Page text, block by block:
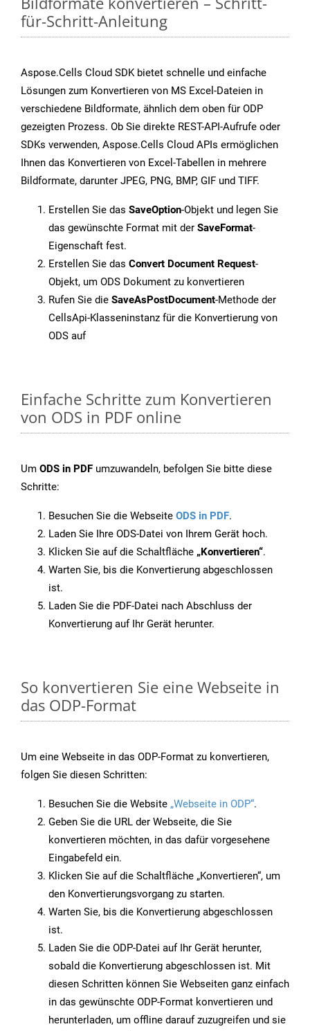
für-Schritt-Anleitung
Aspose.Cells Cloud SDK bietet schnelle und einfache
Lösungen zum Konvertieren von MS Excel-Dateien in
verschiedene Bildformate, ähnlich dem oben für ODP
gezeigten Prozess. Ob Sie direkte REST-API-Aufrufe oder
SDKs verwenden, Aspose.Cells Cloud APIs ermöglichen
Ihnen das Konvertieren von Excel-Tabellen in mehrere
Bildformate, darunter JPEG, PNG, BMP, GIF und TIFF.
Erstellen Sie das SaveOption-Objekt und legen Sie
das gewünschte Format mit der SaveFormat-
Eigenschaft fest.
Erstellen Sie das Convert Document Request-
Objekt, um ODS Dokument zu konvertieren
Rufen Sie die SaveAsPostDocument-Methode der
CellsApi-Klasseninstanz für die Konvertierung von
ODS auf
Einfache Schritte zum Konvertieren
von ODS in PDF online
Um ODS in PDF umzuwandeln, befolgen Sie bitte diese
Schritte:
Besuchen Sie die Webseite ODS in PDF.
Laden Sie Ihre ODS-Datei von Ihrem Gerät hoch.
Klicken Sie auf die Schaltfläche „Konvertieren“.
Warten Sie, bis die Konvertierung abgeschlossen
ist.
Laden Sie die PDF-Datei nach Abschluss der
Konvertierung auf Ihr Gerät herunter.
So konvertieren Sie eine Webseite in
das ODP-Format
Um eine Webseite in das ODP-Format zu konvertieren,
folgen Sie diesen Schritten:
Besuchen Sie die Website „Webseite in ODP“.
Geben Sie die URL der Webseite, die Sie
konvertieren möchten, in das dafür vorgesehene
Eingabefeld ein.
Klicken Sie auf die Schaltfläche „Konvertieren“, um
den Konvertierungsvorgang zu starten.
Warten Sie, bis die Konvertierung abgeschlossen
ist.
Laden Sie die ODP-Datei auf Ihr Gerät herunter,
sobald die Konvertierung abgeschlossen ist. Mit
diesen Schritten können Sie Webseiten ganz einfach
in das gewünschte ODP-Format konvertieren und
herunterladen, um offline darauf zuzugreifen und sie